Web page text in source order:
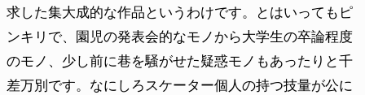
求した集大成的な作品というわけです。とはいってもピ
ンキリで、園児の発表会的なモノから大学生の卒論程度
のモノ、少し前に巷を騒がせた疑惑モノもあったりと千
差万別です。なにしろスケーター個人の持つ技量が公に